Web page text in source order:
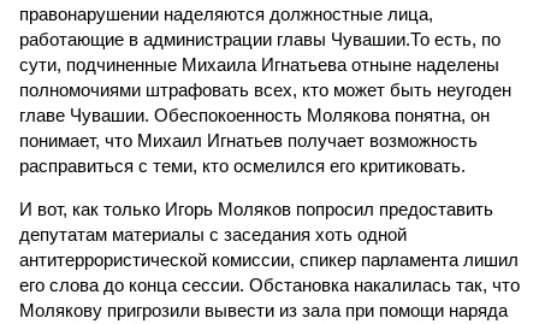
правонарушении наделяются должностные лица,
работающие в администрации главы Чувашии.То есть, по
сути, подчиненные Михаила Игнатьева отныне наделены
полномочиями штрафовать всех, кто может быть неугоден
главе Чувашии. Обеспокоенность Молякова понятна, он
понимает, что Михаил Игнатьев получает возможность
расправиться с теми, кто осмелился его критиковать.
И вот, как только Игорь Моляков попросил предоставить
депутатам материалы с заседания хоть одной
антитеррористической комиссии, спикер парламента лишил
его слова до конца сессии. Обстановка накалилась так, что
Молякову пригрозили вывести из зала при помощи наряда